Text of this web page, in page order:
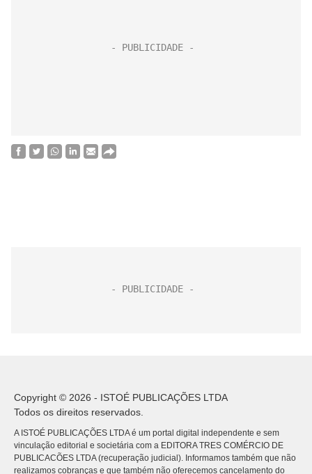
Copyright © 2026 - ISTOÉ PUBLICAÇÕES LTDA
Todos os direitos reservados.
A ISTOÉ PUBLICAÇÕES LTDA é um portal digital independente e sem
vinculação editorial e societária com a EDITORA TRES COMÉRCIO DE
PUBLICACÕES LTDA (recuperação judicial). Informamos também que não
realizamos cobranças e que também não oferecemos cancelamento do